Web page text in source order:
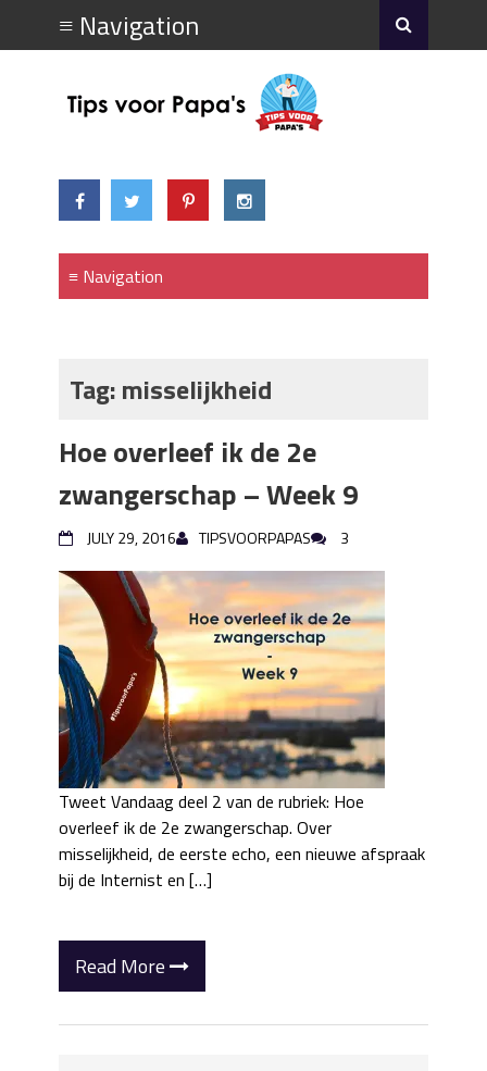
Tag:misselijkheid
Hoe overleef ik de 2e
zwangerschap – Week 9
JULY 29, 2016 TIPSVOORPAPAS 3
Tweet Vandaag deel 2 van de rubriek: Hoe
overleef ik de 2e zwangerschap. Over
misselijkheid, de eerste echo, een nieuwe afspraak
bij de Internist en […]
Read More